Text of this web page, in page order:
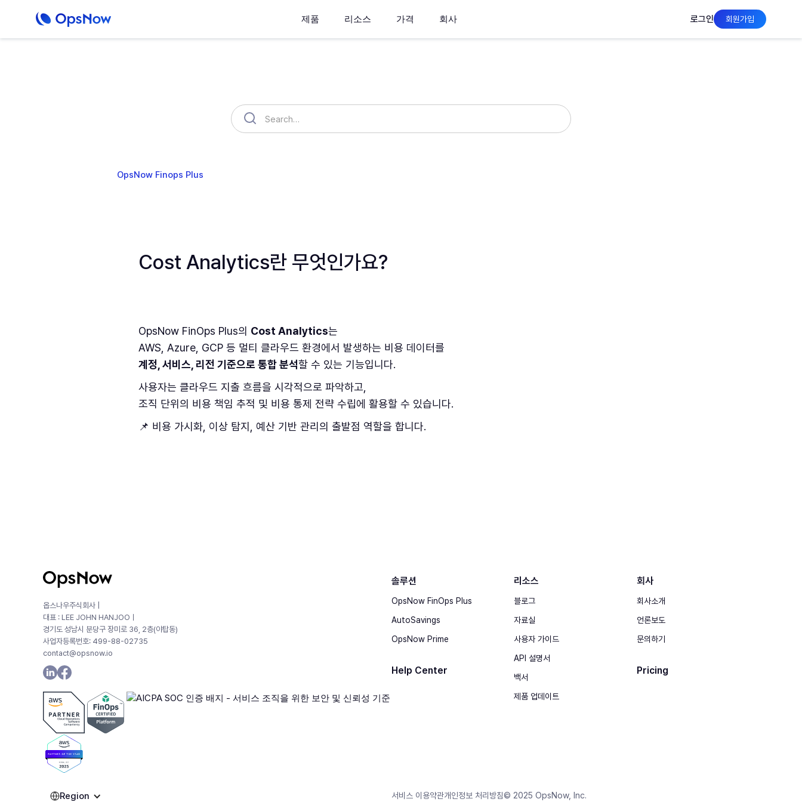
제품 리소스 가격 회사 로그인 회원가입
OpsNow Finops Plus
Cost Analytics란 무엇인가요?
OpsNow FinOps Plus의 Cost Analytics는
AWS, Azure, GCP 등 멀티 클라우드 환경에서 발생하는 비용 데이터를
계정, 서비스, 리전 기준으로 통합 분석할 수 있는 기능입니다.
사용자는 클라우드 지출 흐름을 시각적으로 파악하고,
조직 단위의 비용 책임 추적 및 비용 통제 전략 수립에 활용할 수 있습니다.
📌 비용 가시화, 이상 탐지, 예산 기반 관리의 출발점 역할을 합니다.
옵스나우주식회사 |
대표 : LEE JOHN HANJOOㅣ
경기도 성남시 분당구 장미로 36, 2층(야탑동)
사업자등록번호: 499-88-02735
contact@opsnow.io
솔루션
OpsNow FinOps Plus
AutoSavings
OpsNow Prime
Help Center
리소스
블로그
자료실
사용자 가이드
API 설명서
백서
제품 업데이트
회사
회사소개
언론보도
문의하기
Pricing
서비스 이용약관개인정보 처리방침© 2025 OpsNow, Inc.
Region